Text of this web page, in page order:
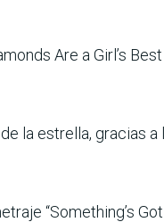
Are a Girl’s Best
la estrella, gracias a
“Something’s Got